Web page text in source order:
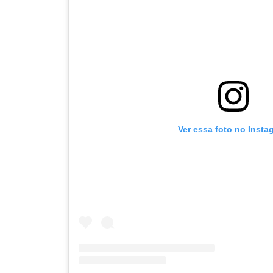
Ver essa foto no